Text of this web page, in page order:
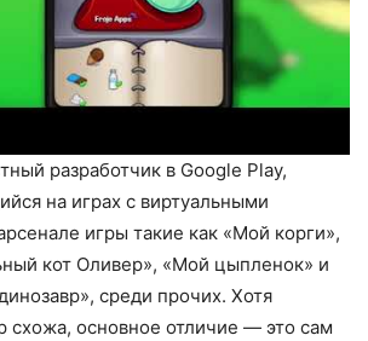
разработчик в Google Play,
на играх с виртуальными
игры такие как «Мой корги»,
кот Оливер», «Мой цыпленок» и
среди прочих. Хотя
схожа, основное отличие — это сам